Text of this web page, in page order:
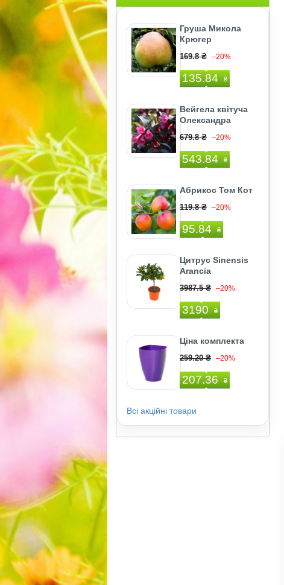
Груша Микола
Крюгер
169.8 ₴ –20%
135.84 ₴
Вейгела квітуча
Олександра
679.8 ₴ –20%
543.84 ₴
Абрикос Том Кот
119.8 ₴ –20%
95.84 ₴
Цитрус Sinensis
Arancia
3987.5 ₴ –20%
3190 ₴
Ціна комплекта
259.20 ₴ –20%
207.36 ₴
Всі акційні товари